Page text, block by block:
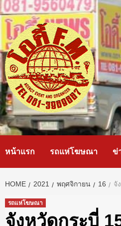
Skip
to
content
หน้าแรก รถแห่โฆษณา ข่
HOME 2021 พฤศจิกายน 16 จั
รถแห่โฆษณา
จังหวัดกระบี่